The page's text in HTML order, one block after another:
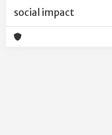
social impact